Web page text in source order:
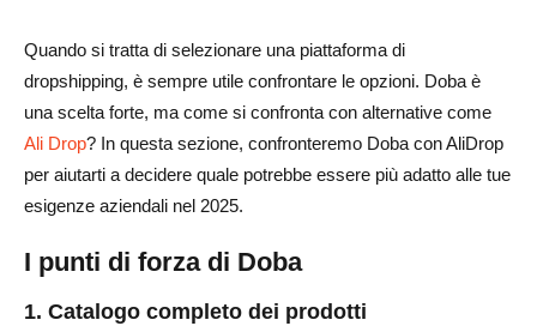
Quando si tratta di selezionare una piattaforma di
dropshipping, è sempre utile confrontare le opzioni. Doba è
una scelta forte, ma come si confronta con alternative come
Ali Drop? In questa sezione, confronteremo Doba con AliDrop
per aiutarti a decidere quale potrebbe essere più adatto alle tue
esigenze aziendali nel 2025.
I punti di forza di Doba
1. Catalogo completo dei prodotti